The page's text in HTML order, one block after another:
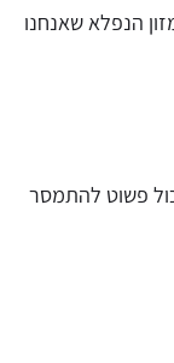
הנפלא שאנחנו
פשוט להתמסר